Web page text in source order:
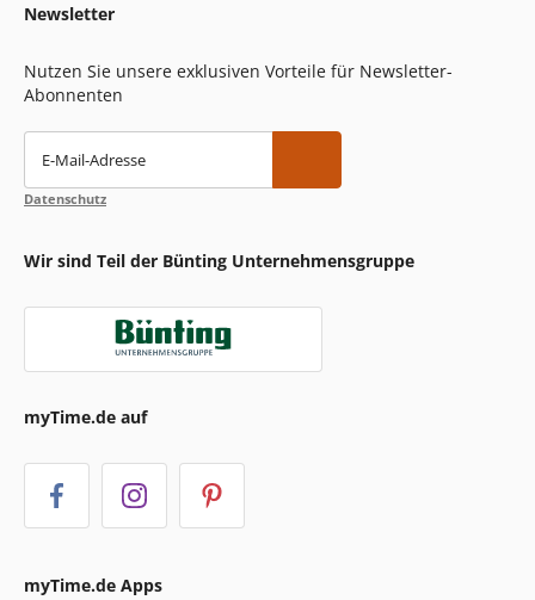
Newsletter
Nutzen Sie unsere exklusiven Vorteile für Newsletter-
Abonnenten
E-Mail-Adresse
Datenschutz
Wir sind Teil der Bünting Unternehmensgruppe
myTime.de auf
myTime.de Apps